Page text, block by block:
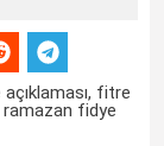
, fitre
ramazan fidye